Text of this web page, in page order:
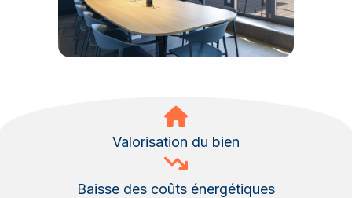
Valorisation du bien
Baisse des coûts énergétiques